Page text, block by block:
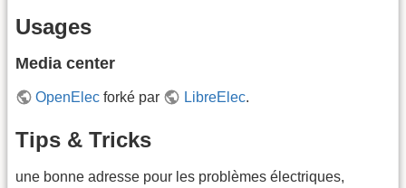
Usages
Media center
OpenElec forké par LibreElec.
Tips & Tricks
une bonne adresse pour les problèmes électriques,